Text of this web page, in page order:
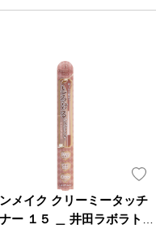
メイク クリーミータッチ
ー １５ ＿ 井田ラボラトリ